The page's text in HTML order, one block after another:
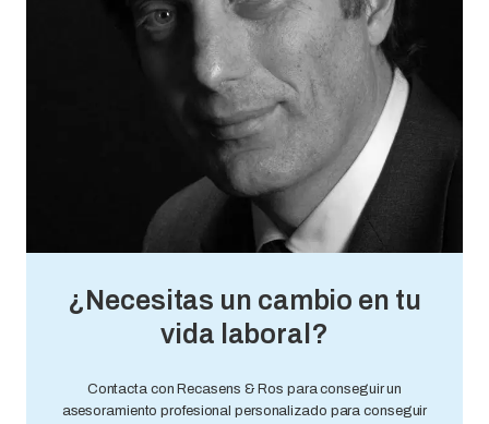
¿Necesitas un cambio en tu
vida laboral?
Contacta con Recasens & Ros para conseguir un
asesoramiento profesional personalizado para conseguir